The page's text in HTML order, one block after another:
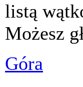
listą
Możesz
Góra